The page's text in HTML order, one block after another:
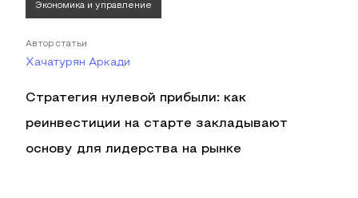
Экономика и управление
Автор статьи
Хачатурян Аркади
Стратегия нулевой прибыли: как
реинвестиции на старте закладывают
основу для лидерства на рынке